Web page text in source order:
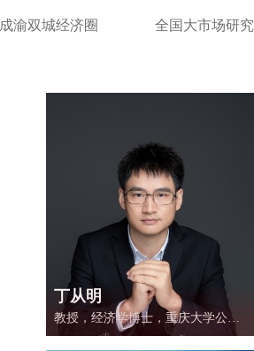
成渝双城经济圈 全国大市场研究
丁从明
教授，经济学博士，重庆大学公共
管理学院副院长，北京大学管理科